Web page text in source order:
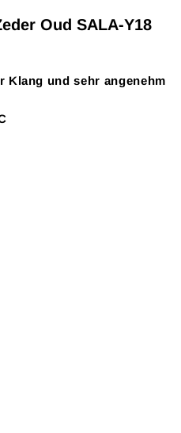
Oud SALA-Y18
Klang und sehr angenehm